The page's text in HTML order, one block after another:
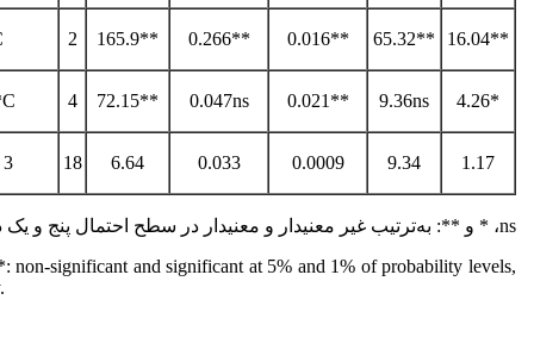
16.04**
65.32**
0.016**
0.266**
165.9**
2
4.26*
9.36ns
0.021**
0.047ns
72.15**
4
1.17
9.34
0.0009
0.033
6.64
18
ns، * و **: به‌ترتیب غیر معنی‏دار و معنی‏دار در سطح احتمال پنج و یک درصد.
non-significant and significant at 5% and 1% of probability levels,